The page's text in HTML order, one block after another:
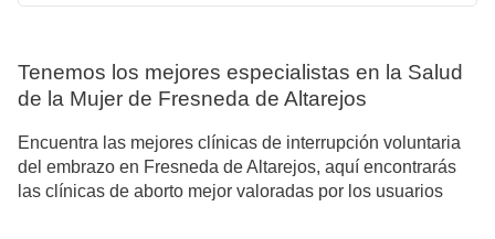
Tenemos los mejores especialistas en la Salud
de la Mujer de Fresneda de Altarejos
Encuentra las mejores clínicas de interrupción voluntaria
del embrazo en Fresneda de Altarejos, aquí encontrarás
las clínicas de aborto mejor valoradas por los usuarios